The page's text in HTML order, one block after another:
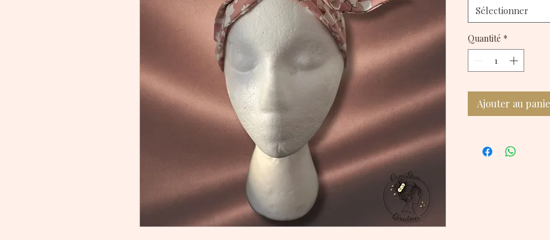
Sélectionner
Quantité *
Ajouter au